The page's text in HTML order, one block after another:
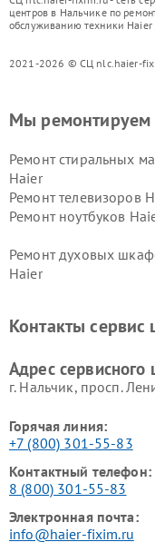
центров в Нальчике по
обслуживанию техники Haier
2021-2026 © СЦ nlc.haier-
Мы ремонтируем
Ремонт стиральных
Haier
Ремонт телевизоров
Ремонт ноутбуков
Ремонт духовых
Haier
Ремонт роботов-
Контакты сервис
Адрес сервисного
г. Нальчик, просп.
Горячая линия:
+7 (800) 301-55-83
Контактный телефон:
8 (800) 301-55-83
Электронная почта:
info@haier-fixim.ru